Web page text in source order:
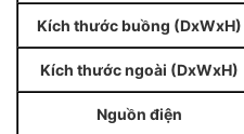
Kích thước buồng (DxWxH)
Kích thước ngoài (DxWxH)
Nguồn điện